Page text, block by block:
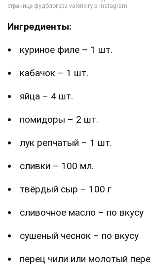
Ингредиенты:
куриное филе – 1 шт.
кабачок – 1 шт.
яйца – 4 шт.
помидоры – 2 шт.
лук репчатый – 1 шт.
сливки – 100 мл.
твёрдый сыр – 100 г
сливочное масло – по вкусу
сушеный чеснок – по вкусу
перец чили или молотый